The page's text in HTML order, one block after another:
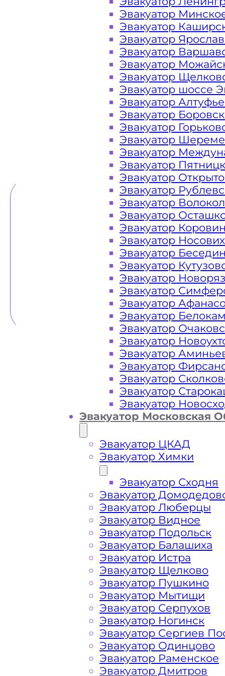
Закажите услугу "эвакуатор
"онлайн" на сайте компании
Вам необходимы услуги
Эвакуаторы «МОБИ» находятся на
в сутки. Обращайтесь к нам
любой ситуации и гарантируем
WHATSAPP
Как
Перевозка автомобиля по
круглосуточно и срочно – это
возникшие проблемы с
предложить вам свои услуги по
Эвакуатор
Эвакуатор
Эвакуатор
Эвакуатор
Эвакуатор
Эвакуатор
Эвакуатор шоссе
Эвакуатор
Эвакуатор
Эвакуатор
Эвакуатор
Эвакуатор
Эвакуатор
Эвакуатор
Эвакуатор
Эвакуатор
Эвакуатор
Эвакуатор
Эвакуатор
Эвакуатор
Эвакуатор
Эвакуатор
Эвакуатор
Эвакуатор
Эвакуатор
Эвакуатор
Эвакуатор
Эвакуатор
Эвакуатор
Эвакуатор
Эвакуатор
Эвакуатор
Эвакуатор Московская
Эвакуатор ЦКАД
Эвакуатор Химки
Эвакуатор Сходня
Эвакуатор
Эвакуатор Люберцы
Эвакуатор Видное
Эвакуатор Подольск
Эвакуатор Балашиха
Эвакуатор Истра
Эвакуатор Щелково
Эвакуатор Пушкино
Эвакуатор Мытищи
Эвакуатор Серпухов
Эвакуатор Ногинск
Эвакуатор Сергиев
Эвакуатор Одинцово
Эвакуатор Раменское
Эвакуатор Дмитров